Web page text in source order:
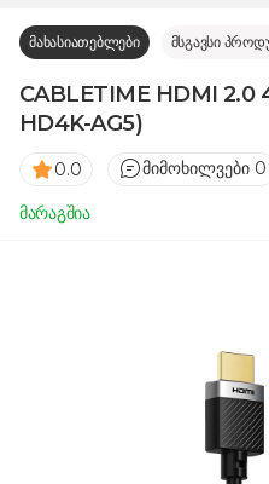
მახასიათებლები მსგავსი
CABLETIME HDMI 2.0
HD4K-AG5)
0.0 მიმოხილვები 0
მარაგშია